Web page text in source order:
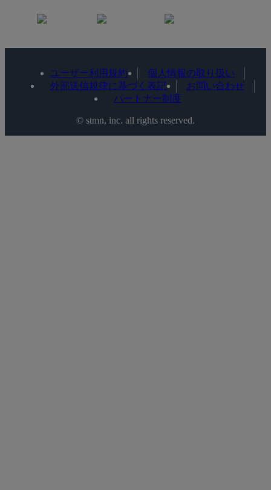
ユーザー利用規約
個人情報の取り扱い
外部送信規律に基づく表記
お問い合わせ
パートナー制度
©️ stmn, inc. all rights reserved.